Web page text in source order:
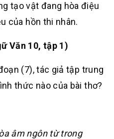
tạo vật đang hòa điệu
của hồn thi nhân.
Văn 10, tập 1)
(7), tác giả tập trung
thức nào của bài thơ?
âm ngôn từ trong